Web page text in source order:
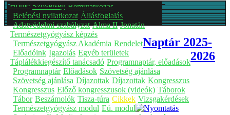
Home Szövetség Bemutatkozás
Belépési nyilatkozat Állásfoglalás
Adatvédelmi szabályzat Alma II Jonatán
Természetgyógyász képzés
Természetgyógyász Akadémia Rendelet
Előadóink Igazolás Egyéb területek
Táplálékkiegészítő tanácsadó Programnaptár, előadások
Programnaptár Előadások Szövetség ajánlása
Szövetség ajánlása Díjazottak Díjazottak Kongresszus
Kongresszus Előző kongresszusok (videók) Táborok
Tábor Beszámolók Tisza-túra Cikkek Vizsgakérdések
Természetgyógyász modul Eü. modul
Naptár 2025-
2026